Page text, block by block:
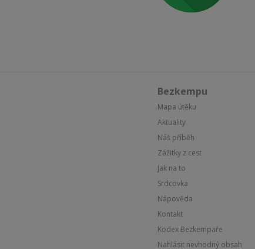
Bezkempu
Mapa útěku
Aktuality
Náš příběh
Zážitky z cest
Jak na to
Srdcovka
Nápověda
Kontakt
Kodex Bezkempaře
Nahlásit nevhodný obsah